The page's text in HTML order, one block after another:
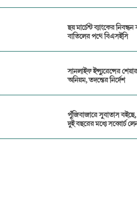
ছয় মার্চেন্ট ব্যাংকের
বাতিলের পথে বিএসইসি
সানলাইফ ইন্স্যুরেন্সের
অনিয়ম, তদন্তের নির্দেশ
পুঁজিবাজারে সুবাতাস
দুই বছরের মধ্যে সব্বোর্চ